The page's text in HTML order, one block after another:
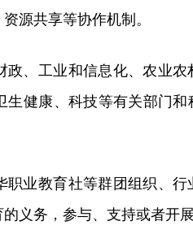
源共享等协作机制。
政、工业和信息化、农业农
健康、科技等有关部门和
职业教育社等群团组织、行
义务，参与、支持或者开展